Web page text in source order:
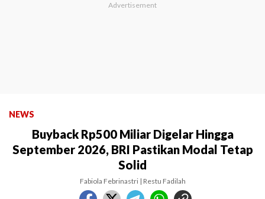
NEWS
Buyback Rp500 Miliar Digelar Hingga
September 2026, BRI Pastikan Modal Tetap
Solid
Fabiola Febrinastri | Restu Fadilah